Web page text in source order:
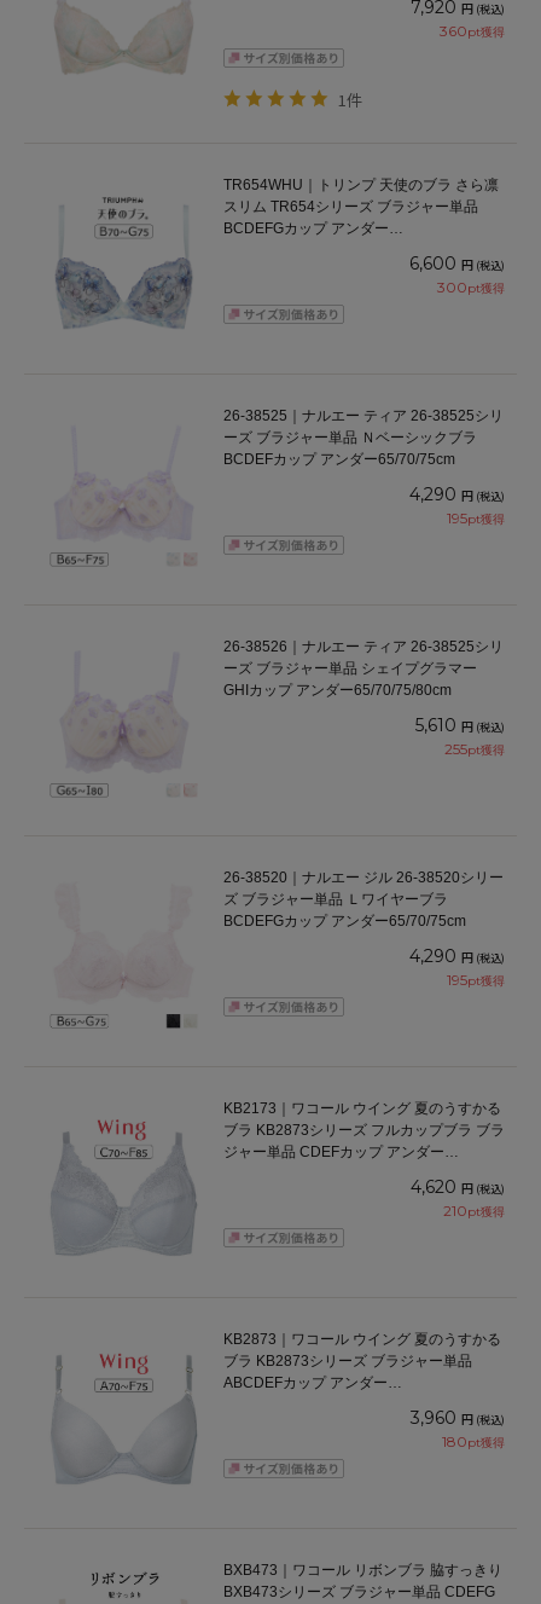
7,920 円 (税込)
360pt獲得
1件
TR654WHU｜トリンプ 天使のブラ さら凛
スリム TR654シリーズ ブラジャー単品
BCDEFGカップ アンダー
6,600 円 (税込)
300pt獲得
26-38525｜ナルエー ティア 26-38525シリ
ーズ ブラジャー単品 Ｎベーシックブラ
BCDEFカップ アンダー65/70/75cm
4,290 円 (税込)
195pt獲得
26-38526｜ナルエー ティア 26-38525シリ
ーズ ブラジャー単品 シェイプグラマー
GHIカップ アンダー65/70/75/80cm
5,610 円 (税込)
255pt獲得
26-38520｜ナルエー ジル 26-38520シリー
ズ ブラジャー単品 Ｌワイヤーブラ
BCDEFGカップ アンダー65/70/75cm
4,290 円 (税込)
195pt獲得
KB2173｜ワコール ウイング 夏のうすかる
ブラ KB2873シリーズ フルカップブラ ブラ
ジャー単品 CDEFカップ アンダー
4,620 円 (税込)
210pt獲得
KB2873｜ワコール ウイング 夏のうすかる
ブラ KB2873シリーズ ブラジャー単品
ABCDEFカップ アンダー
3,960 円 (税込)
180pt獲得
BXB473｜ワコール リボンブラ 脇すっきり
BXB473シリーズ ブラジャー単品 CDEFG